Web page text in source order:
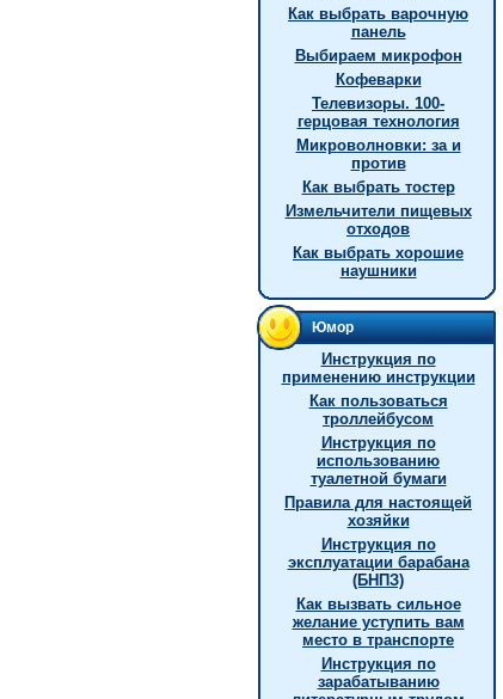
Как выбрать варочную
панель
Выбираем микрофон
Кофеварки
Телевизоры. 100-
герцовая технология
Микроволновки: за и
против
Как выбрать тостер
Измельчители пищевых
отходов
Как выбрать хорошие
наушники
Юмор
Инструкция по
применению инструкции
Как пользоваться
троллейбусом
Инструкция по
использованию
туалетной бумаги
Правила для настоящей
хозяйки
Инструкция по
эксплуатации барабана
(БНПЗ)
Как вызвать сильное
желание уступить вам
место в транспорте
Инструкция по
зарабатыванию